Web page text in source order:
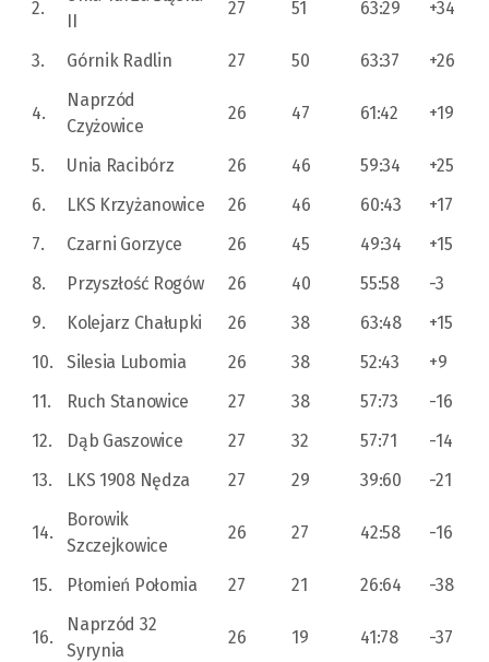
2.
II
27 51 63:29 +34
3. Górnik Radlin 27 50 63:37 +26
4.
Naprzód
Czyżowice
26 47 61:42 +19
5. Unia Racibórz 26 46 59:34
+25
6.
LKS Krzyżanowice 26 46 60:43
+17
7.
Czarni Gorzyce 26 45 49:34
+15
8.
Przyszłość Rogów 26 40 55:58
-3
9.
Kolejarz Chałupki 26 38 63:48
+15
10.
Silesia Lubomia 26 38 52:43
+9
11.
Ruch Stanowice 27 38 57:73
-16
12.
Dąb Gaszowice 27 32 57:71
-14
13.
LKS 1908 Nędza 27 29 39:60 -21
14.
Borowik
Szczejkowice
26 27 42:58 -16
15. Płomień Połomia 27 21 26:64 -38
16.
Naprzód 32
Syrynia
26 19 41:78 -37